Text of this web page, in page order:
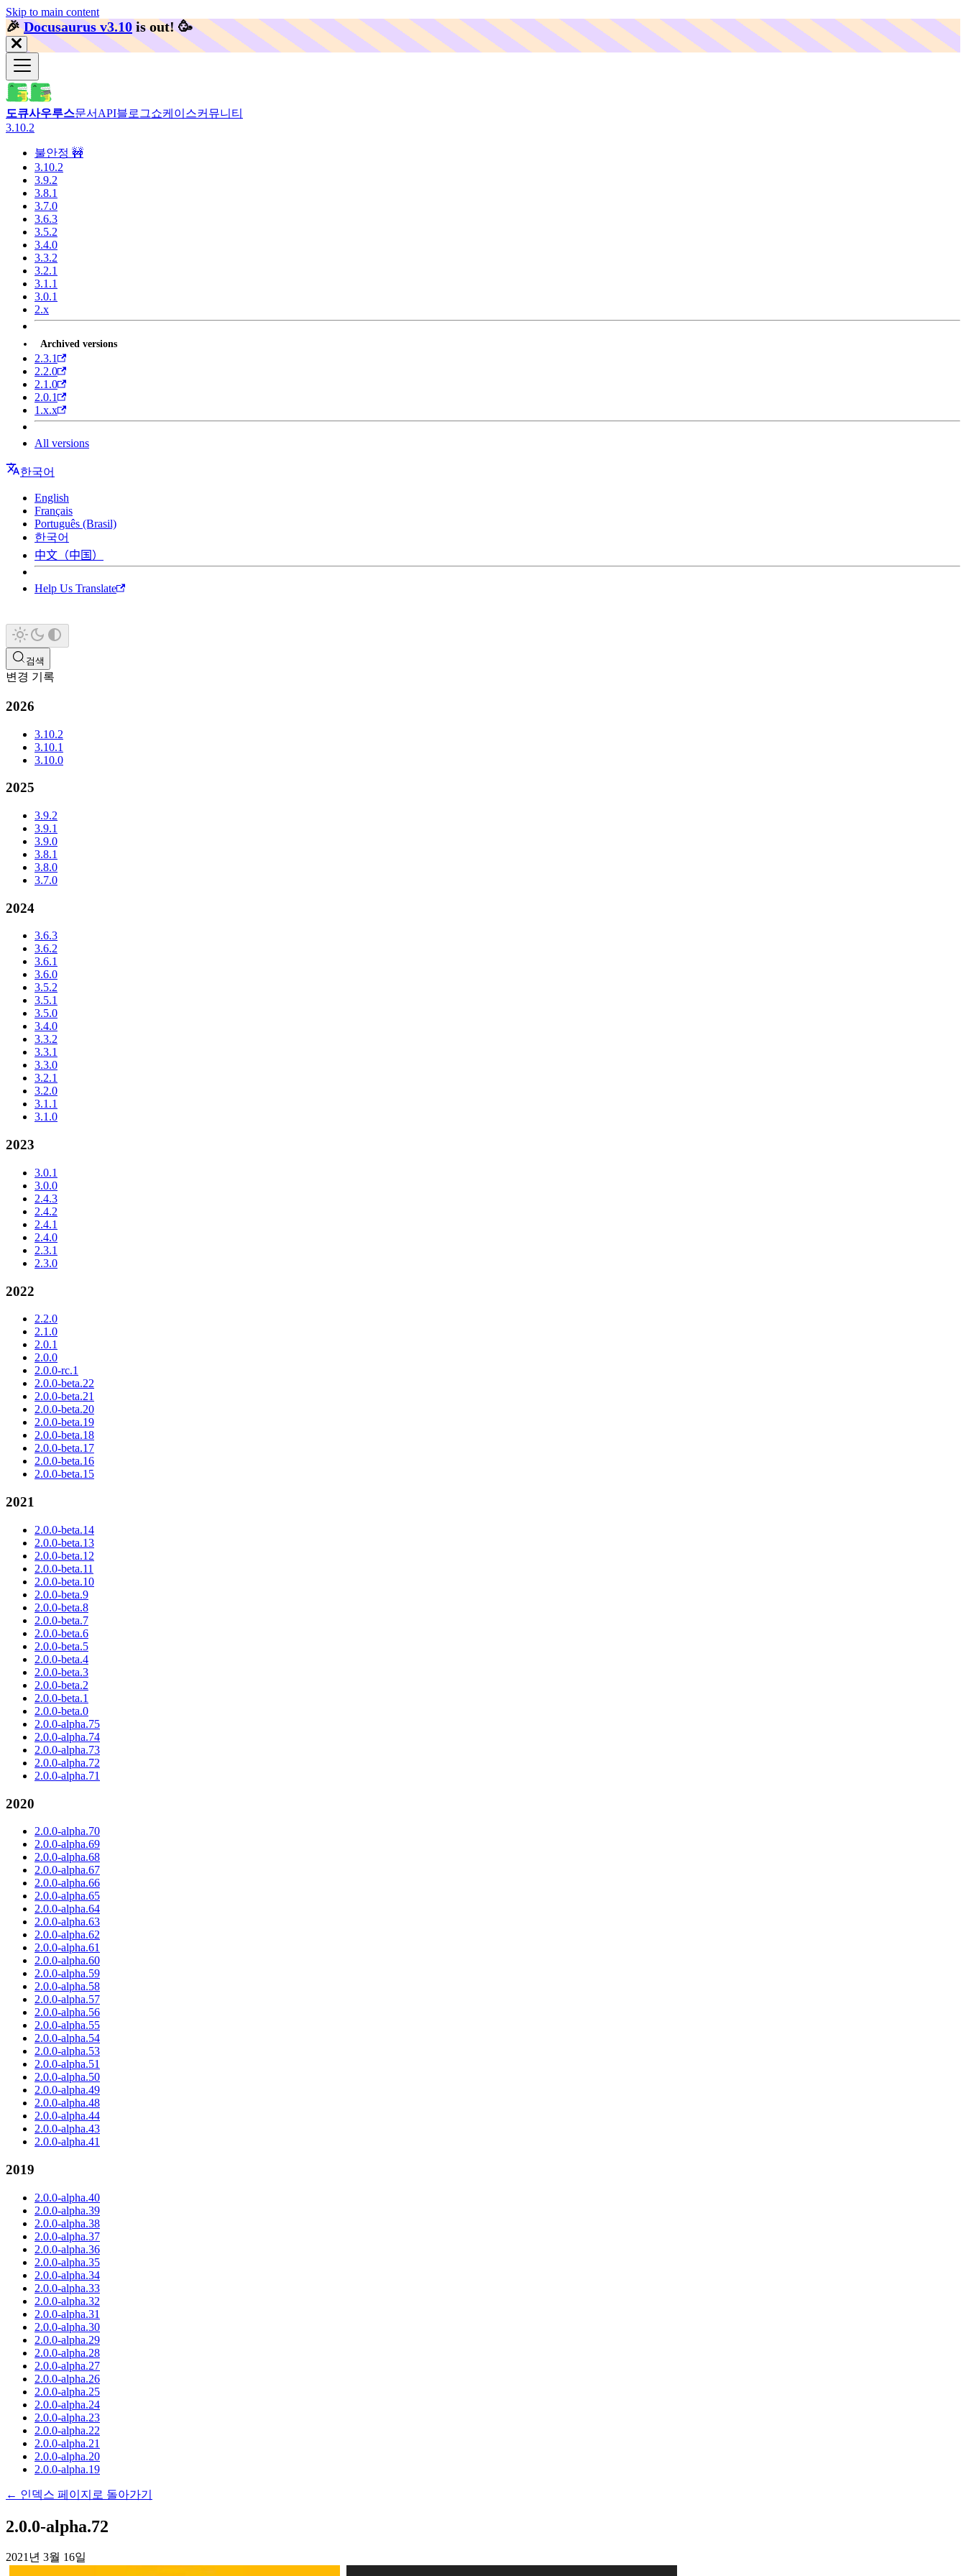
Skip to main content
🎉️Docusaurus v3.10 is out! 🥳️
도큐사우루스문서 API블로그쇼케이스커뮤니티
3.10.2
불안정 🚧
3.10.2
3.9.2
3.8.1
3.7.0
3.6.3
3.5.2
3.4.0
3.3.2
3.2.1
3.1.1
3.0.1
2.x
Archived versions
2.3.1
2.2.0
2.1.0
2.0.1
1.x.x
All versions
한국어
English
Français
Português (Brasil)
한국어
中文（中国）
Help Us Translate
검색
변경 기록
2026
3.10.2
3.10.1
3.10.0
2025
3.9.2
3.9.1
3.9.0
3.8.1
3.8.0
3.7.0
2024
3.6.3
3.6.2
3.6.1
3.6.0
3.5.2
3.5.1
3.5.0
3.4.0
3.3.2
3.3.1
3.3.0
3.2.1
3.2.0
3.1.1
3.1.0
2023
3.0.1
3.0.0
2.4.3
2.4.2
2.4.1
2.4.0
2.3.1
2.3.0
2022
2.2.0
2.1.0
2.0.1
2.0.0
2.0.0-rc.1
2.0.0-beta.22
2.0.0-beta.21
2.0.0-beta.20
2.0.0-beta.19
2.0.0-beta.18
2.0.0-beta.17
2.0.0-beta.16
2.0.0-beta.15
2021
2.0.0-beta.14
2.0.0-beta.13
2.0.0-beta.12
2.0.0-beta.11
2.0.0-beta.10
2.0.0-beta.9
2.0.0-beta.8
2.0.0-beta.7
2.0.0-beta.6
2.0.0-beta.5
2.0.0-beta.4
2.0.0-beta.3
2.0.0-beta.2
2.0.0-beta.1
2.0.0-beta.0
2.0.0-alpha.75
2.0.0-alpha.74
2.0.0-alpha.73
2.0.0-alpha.72
2.0.0-alpha.71
2020
2.0.0-alpha.70
2.0.0-alpha.69
2.0.0-alpha.68
2.0.0-alpha.67
2.0.0-alpha.66
2.0.0-alpha.65
2.0.0-alpha.64
2.0.0-alpha.63
2.0.0-alpha.62
2.0.0-alpha.61
2.0.0-alpha.60
2.0.0-alpha.59
2.0.0-alpha.58
2.0.0-alpha.57
2.0.0-alpha.56
2.0.0-alpha.55
2.0.0-alpha.54
2.0.0-alpha.53
2.0.0-alpha.51
2.0.0-alpha.50
2.0.0-alpha.49
2.0.0-alpha.48
2.0.0-alpha.44
2.0.0-alpha.43
2.0.0-alpha.41
2019
2.0.0-alpha.40
2.0.0-alpha.39
2.0.0-alpha.38
2.0.0-alpha.37
2.0.0-alpha.36
2.0.0-alpha.35
2.0.0-alpha.34
2.0.0-alpha.33
2.0.0-alpha.32
2.0.0-alpha.31
2.0.0-alpha.30
2.0.0-alpha.29
2.0.0-alpha.28
2.0.0-alpha.27
2.0.0-alpha.26
2.0.0-alpha.25
2.0.0-alpha.24
2.0.0-alpha.23
2.0.0-alpha.22
2.0.0-alpha.21
2.0.0-alpha.20
2.0.0-alpha.19
← 인덱스 페이지로 돌아가기
2.0.0-alpha.72
2021년 3월 16일